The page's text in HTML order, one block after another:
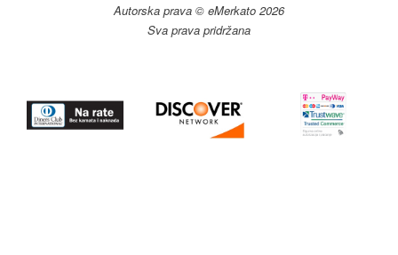
Autorska prava © eMerkato 2026
Sva prava pridržana